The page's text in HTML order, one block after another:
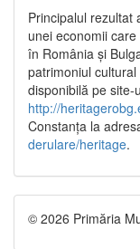
Principalul rezultat
unei economii
în România și
patrimoniul
disponibilă pe site-
http://
Constanța la
derulare/heritage.
© 2026 Primăria